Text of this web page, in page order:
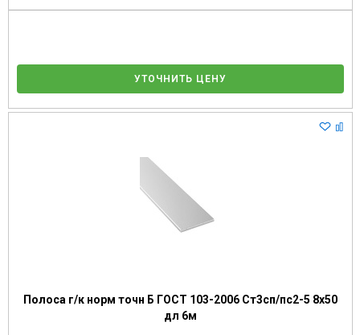
УТОЧНИТЬ ЦЕНУ
Полоса г/к норм точн Б ГОСТ 103-2006 Ст3сп/пс2-5 8х50
дл 6м